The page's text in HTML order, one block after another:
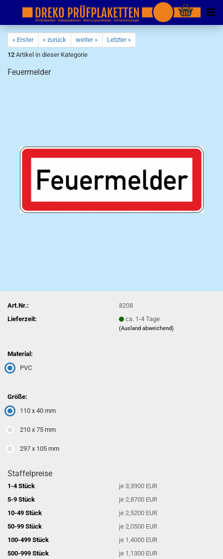
« Erster « zurück weiter »
Letzter »
12 Artikel in dieser Kategorie
Feuermelder
Art.Nr.:
8208
Lieferzeit:
ca. 1-4 Tage
(Ausland abweichend)
Material:
PVC
Größe:
110 x 40 mm
210 x 75 mm
297 x 105 mm
Staffelpreise
1-4 Stück
je 3,3900 EUR
5-9 Stück
je 2,8700 EUR
10-49 Stück
je 2,5200 EUR
50-99 Stück
je 2,0500 EUR
100-499 Stück
je 1,4000 EUR
500-999 Stück
je 1,1300 EUR